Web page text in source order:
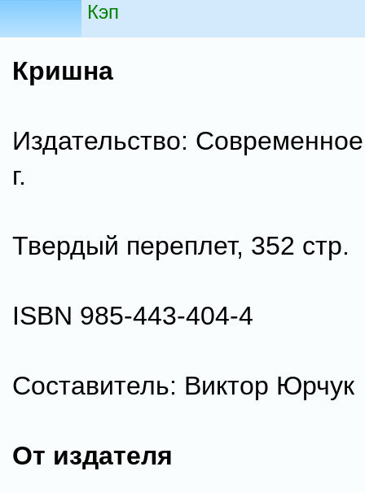
Кэп
Кришна
Издательство:
г.
Твердый переплет, 352 стр.
ISBN 985-443-404-4
Составитель: Виктор Юрчук
От издателя